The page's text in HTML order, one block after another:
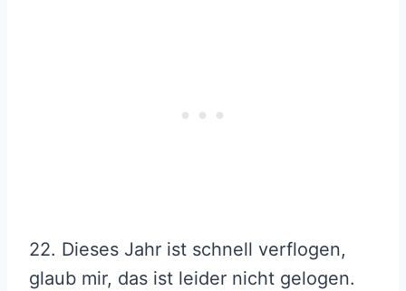
22. Dieses Jahr ist schnell verflogen,
glaub mir, das ist leider nicht gelogen.